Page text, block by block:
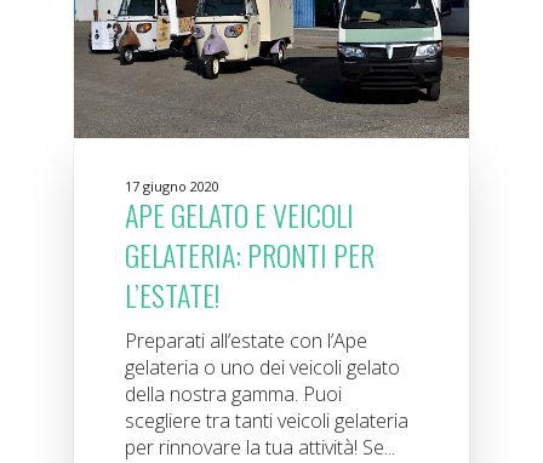
17 giugno 2020
APE GELATO E VEICOLI
GELATERIA: PRONTI PER
L’ESTATE!
Preparati all’estate con l’Ape
gelateria o uno dei veicoli gelato
della nostra gamma. Puoi
scegliere tra tanti veicoli gelateria
per rinnovare la tua attività! Se...